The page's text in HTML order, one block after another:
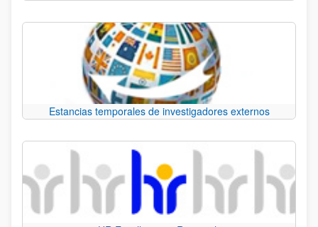
Estancias temporales de investigadores externos